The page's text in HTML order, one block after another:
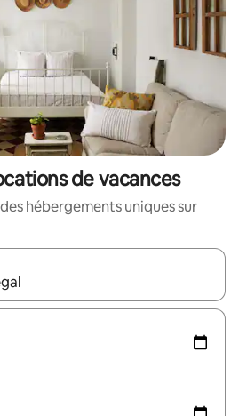
de vacances
hébergements uniques sur
s'affichent, utilisez les flèches vers le